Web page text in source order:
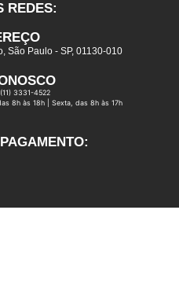
REDES:
São Paulo - SP, 01130-010
(11) 3331-4522
8h às 18h | Sexta, das 8h às 17h